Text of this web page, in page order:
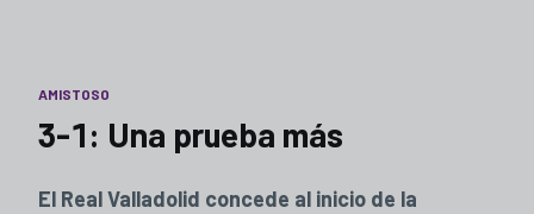
AMISTOSO
3-1: Una prueba más
El Real Valladolid concede al inicio de la